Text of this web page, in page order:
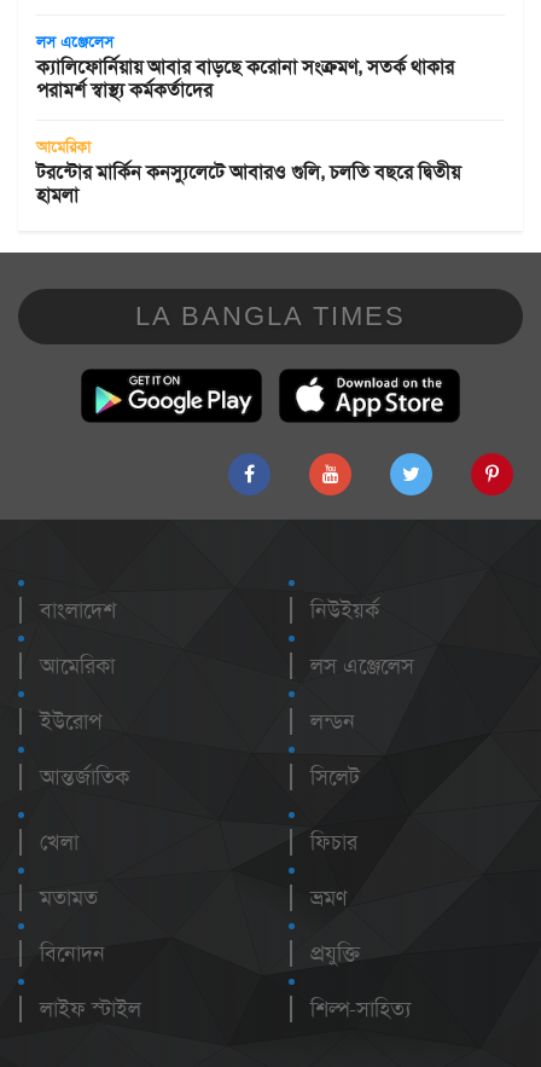
লস এঞ্জেলেস
ক্যালিফোর্নিয়ায় আবার বাড়ছে করোনা সংক্রমণ, সতর্ক থাকার
পরামর্শ স্বাস্থ্য কর্মকর্তাদের
আমেরিকা
টরন্টোর মার্কিন কনস্যুলেটে আবারও গুলি, চলতি বছরে দ্বিতীয়
হামলা
LA BANGLA TIMES
বাংলাদেশ
আমেরিকা
ইউরোপ
আন্তর্জাতিক
নিউইয়র্ক
লস এঞ্জেলেস
লন্ডন
সিলেট
খেলা
মতামত
বিনোদন
লাইফ স্টাইল
ফিচার
ভ্রমণ
প্রযুক্তি
শিল্প-সাহিত্য